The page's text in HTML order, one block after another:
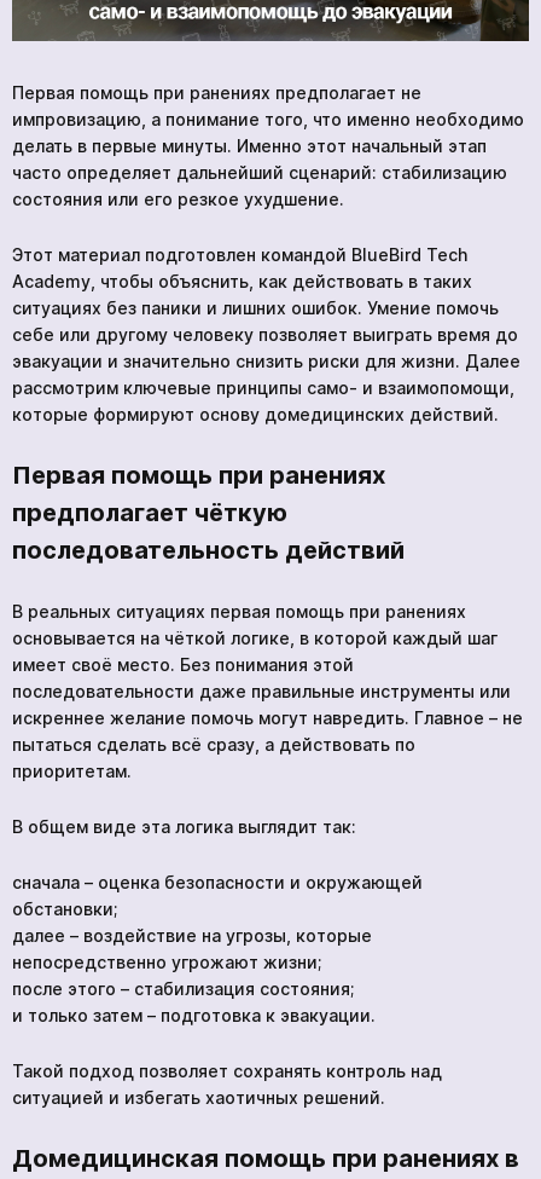
Первая помощь при ранениях предполагает не
импровизацию, а понимание того, что именно необходимо
делать в первые минуты. Именно этот начальный этап
часто определяет дальнейший сценарий: стабилизацию
состояния или его резкое ухудшение.
Этот материал подготовлен командой BlueBird Tech
Academy, чтобы объяснить, как действовать в таких
ситуациях без паники и лишних ошибок. Умение помочь
себе или другому человеку позволяет выиграть время до
эвакуации и значительно снизить риски для жизни. Далее
рассмотрим ключевые принципы само- и взаимопомощи,
которые формируют основу домедицинских действий.
Первая помощь при ранениях
предполагает чёткую
последовательность действий
В реальных ситуациях первая помощь при ранениях
основывается на чёткой логике, в которой каждый шаг
имеет своё место. Без понимания этой
последовательности даже правильные инструменты или
искреннее желание помочь могут навредить. Главное – не
пытаться сделать всё сразу, а действовать по
приоритетам.
В общем виде эта логика выглядит так:
сначала – оценка безопасности и окружающей
обстановки;
далее – воздействие на угрозы, которые
непосредственно угрожают жизни;
после этого – стабилизация состояния;
и только затем – подготовка к эвакуации.
Такой подход позволяет сохранять контроль над
ситуацией и избегать хаотичных решений.
Домедицинская помощь при ранениях в